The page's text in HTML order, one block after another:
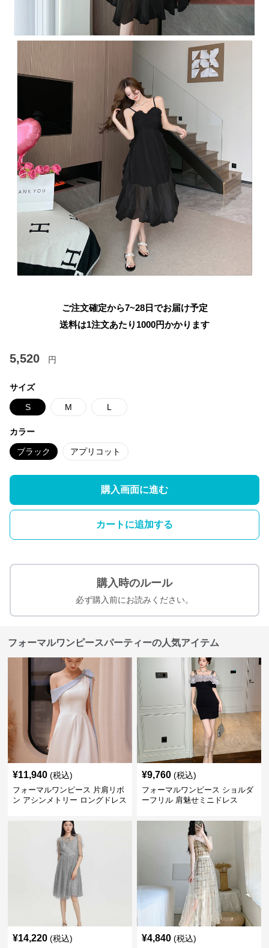
ご注文確定から7~28日でお届け予定
送料は1注文あたり 1000円かかります
5,520 円
サイズ
S M L
カラー
ブラック アプリコット
購入画面に進む
カートに追加する
購入時のルール
必ず購入前にお読みください。
フォーマルワンピースパーティーの人気アイテム
¥11,940 (税込)
フォーマルワンピース 片肩リボ
ン アシンメトリー ロングドレス
¥9,760 (税込)
フォーマルワンピース ショルダ
ーフリル 肩魅せミニドレス
¥14,220 (税込) ¥4,840 (税込)